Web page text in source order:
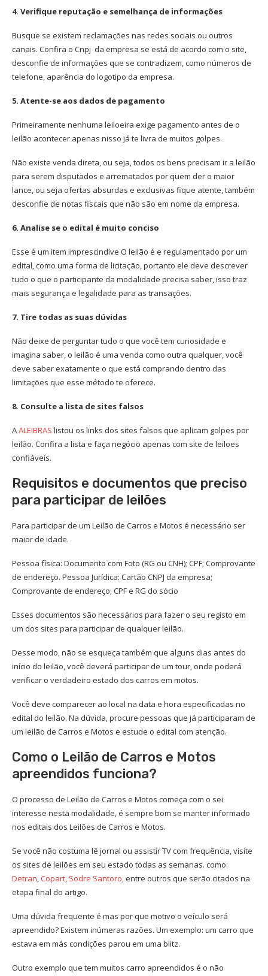
4. Verifique reputação e semelhança de informações
Busque se existem reclamações nas redes sociais ou outros
canais. Confira o Cnpj da empresa se está de acordo com o site,
desconfie de informações que se contradizem, como números de
telefone, aparência do logotipo da empresa.
5. Atente-se aos dados de pagamento
Primeiramente nenhuma leiloeira exige pagamento antes de o
leilão acontecer apenas nisso já te livra de muitos golpes.
Não existe venda direta, ou seja, todos os bens precisam ir a leilão
para serem disputados e arrematados por quem der o maior
lance, ou seja ofertas absurdas e exclusivas fique atente, também
desconfie de notas fiscais que não são em nome da empresa.
6. Analise se o edital é muito conciso
Esse é um item imprescindíve O leilão é e regulamentado por um
edital, como uma forma de licitação, portanto ele deve descrever
tudo o que o participante da modalidade precisa saber, isso traz
mais segurança e legalidade para as transações.
7. Tire todas as suas dúvidas
Não deixe de perguntar tudo o que você tem curiosidade e
imagina saber, o leilão é uma venda como outra qualquer, você
deve saber exatamente o que está comprando dentro das
limitações que esse método te oferece.
8. Consulte a lista de sites falsos
AALEIBRAS listou os links dos sites falsos que aplicam golpes por
leilão. Confira a lista e faça negócio apenas com site de leiloes
confiáveis.
Requisitos e documentos que preciso
para participar de leilões
Para participar de um Leilão de Carros e Motos é necessário ser
maior de idade.
Pessoa física: Documento com Foto (RG ou CNH); CPF; Comprovante
de endereço. Pessoa Jurídica: Cartão CNPJ da empresa;
Comprovante de endereço; CPF e RG do sócio
Esses documentos são necessários para fazer o seu registo em
um dos sites para participar de qualquer leilão.
Desse modo, não se esqueça também que alguns dias antes do
início do leilão, você deverá participar de um tour, onde poderá
verificar o verdadeiro estado dos carros em motos.
Você deve comparecer ao local na data e hora especificadas no
edital do leilão. Na dúvida, procure pessoas que já participaram de
um leilão de Carros e Motos e estude o edital com atenção.
Como o Leilão de Carros e Motos
apreendidos funciona?
O processo de Leilão de Carros e Motos começa com o sei
interesse nesta modalidade, é sempre bom se manter informado
nos editais dos Leilões de Carros e Motos.
Se você não costuma lê jornal ou assistir TV com frequência, visite
os sites de leilões em seu estado todas as semanas. como:
Detran,Copart, Sodre Santoro, entre outros que serão citados na
etapa final do artigo.
Uma dúvida frequente é mas por que motivo o veículo será
apreendido? Existem inúmeras razões. Um exemplo: um carro que
estava em más condições parou em uma blitz.
Outro exemplo que tem muitos carro apreendidos é o não